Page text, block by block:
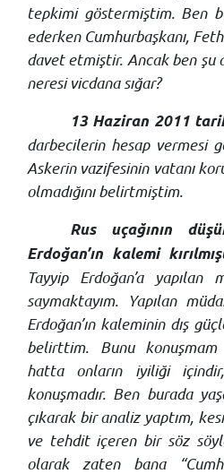
tepkimi göstermiştim. Ben
ederken Cumhurbaşkanı,
davet etmiştir. Ancak ben şu
neresi vicdana sığar?
13 Haziran 2011
darbecilerin hesap vermesi
Askerin vazifesinin vatanı
olmadığını belirtmiştim.
Rus uçağının
Erdoğan’ın kalemi
Tayyip Erdoğan’a yapılan
saymaktayım. Yapılan
Erdoğan’ın kaleminin dış
belirttim. Bunu
hatta onların iyiliği
konuşmadır. Ben burada
çıkarak bir analiz yaptım,
ve tehdit içeren bir söz
olarak zaten bana